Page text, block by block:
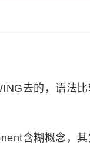
去的，语法
含糊概念，其